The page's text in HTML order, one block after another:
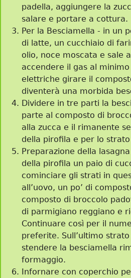
padella, aggiungere la
salare e portare a cottura.
Per la Besciamella - in un
di latte, un cucchiaio di
olio, noce moscata e sale
accendere il gas al
elettriche girare il
diventerà una morbida
Dividere in tre parti la
parte al composto di
alla zucca e il rimanente
della pirofila e per lo
Preparazione della
della pirofila un paio di
cominciare gli strati in
all’uovo, un po’ di
composto di broccolo
di parmigiano reggiano e
Continuare così per il
preferite. Sull’ultimo strato
stendere la besciamella
formaggio.
Infornare con coperchio